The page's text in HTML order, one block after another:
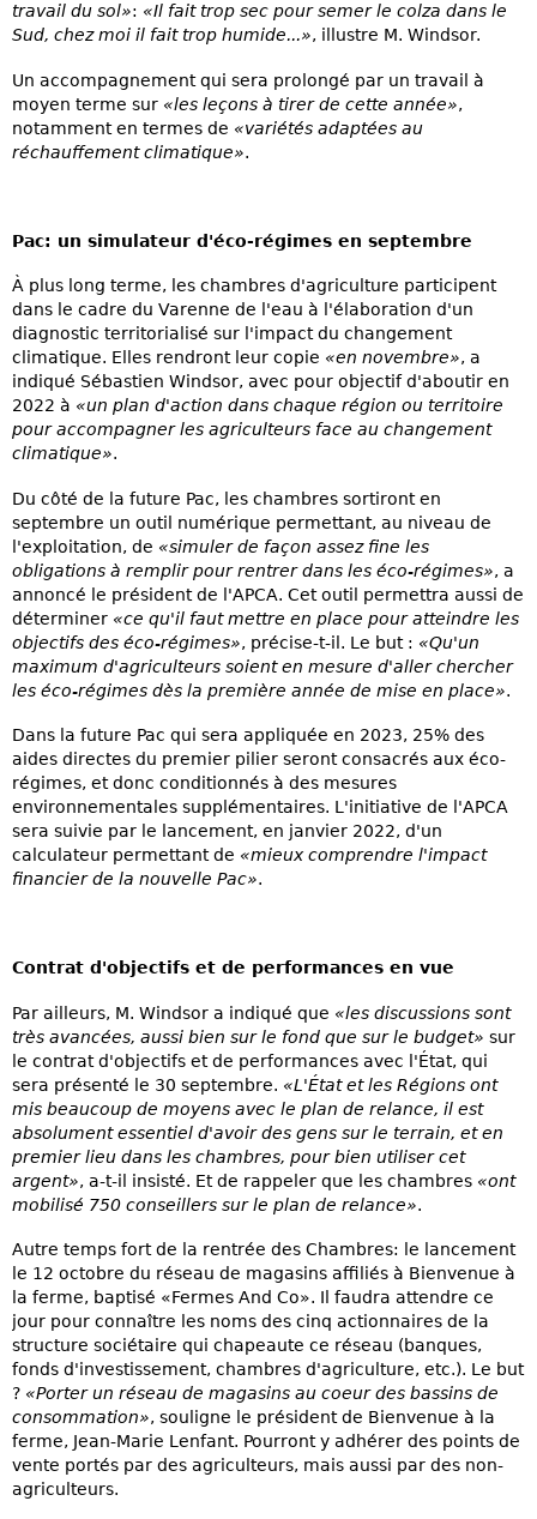
travail du sol»: «Il fait trop sec pour semer le colza dans le
Sud, chez moi il fait trop humide...», illustre M. Windsor.
Un accompagnement qui sera prolongé par un travail à
moyen terme sur «les leçons à tirer de cette année»,
notamment en termes de «variétés adaptées au
réchauffement climatique».
Pac: un simulateur d'éco-régimes en septembre
À plus long terme, les chambres d'agriculture participent
dans le cadre du Varenne de l'eau à l'élaboration d'un
diagnostic territorialisé sur l'impact du changement
climatique. Elles rendront leur copie «en novembre», a
indiqué Sébastien Windsor, avec pour objectif d'aboutir en
2022 à «un plan d'action dans chaque région ou territoire
pour accompagner les agriculteurs face au changement
climatique».
Du côté de la future Pac, les chambres sortiront en
septembre un outil numérique permettant, au niveau de
l'exploitation, de «simuler de façon assez fine les
obligations à remplir pour rentrer dans les éco-régimes», a
annoncé le président de l'APCA. Cet outil permettra aussi de
déterminer «ce qu'il faut mettre en place pour atteindre les
objectifs des éco-régimes», précise-t-il. Le but : «Qu'un
maximum d'agriculteurs soient en mesure d'aller chercher
les éco-régimes dès la première année de mise en place».
Dans la future Pac qui sera appliquée en 2023, 25% des
aides directes du premier pilier seront consacrés aux éco-
régimes, et donc conditionnés à des mesures
environnementales supplémentaires. L'initiative de l'APCA
sera suivie par le lancement, en janvier 2022, d'un
calculateur permettant de «mieux comprendre l'impact
financier de la nouvelle Pac».
Contrat d'objectifs et de performances en vue
Par ailleurs, M. Windsor a indiqué que «les discussions sont
très avancées, aussi bien sur le fond que sur le budget» sur
le contrat d'objectifs et de performances avec l'État, qui
sera présenté le 30 septembre. «L'État et les Régions ont
mis beaucoup de moyens avec le plan de relance, il est
absolument essentiel d'avoir des gens sur le terrain, et en
premier lieu dans les chambres, pour bien utiliser cet
argent», a-t-il insisté. Et de rappeler que les chambres «ont
mobilisé 750 conseillers sur le plan de relance».
Autre temps fort de la rentrée des Chambres: le lancement
le 12 octobre du réseau de magasins affiliés à Bienvenue à
la ferme, baptisé «Fermes And Co». Il faudra attendre ce
jour pour connaître les noms des cinq actionnaires de la
structure sociétaire qui chapeaute ce réseau (banques,
fonds d'investissement, chambres d'agriculture, etc.). Le but
? «Porter un réseau de magasins au coeur des bassins de
consommation», souligne le président de Bienvenue à la
ferme, Jean-Marie Lenfant. Pourront y adhérer des points de
vente portés par des agriculteurs, mais aussi par des non-
agriculteurs.